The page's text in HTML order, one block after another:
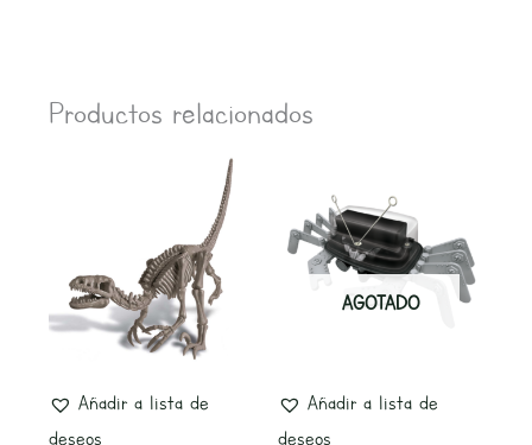
Productos relacionados
Añadir a lista de
deseos
AGOTADO
Añadir a lista de
deseos